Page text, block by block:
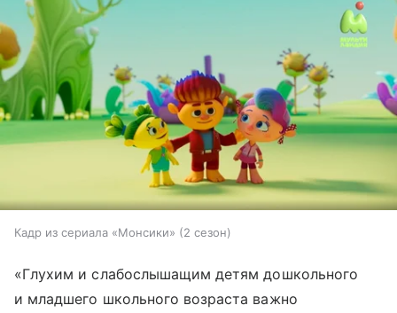
Кадр из сериала «Монсики» (2 сезон)
«Глухим и слабослышащим детям дошкольного
и младшего школьного возраста важно